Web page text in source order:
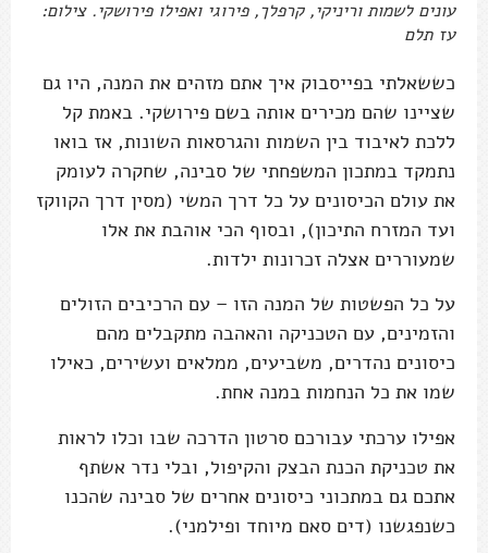
עונים לשמות וריניקי, קרפלך, פירוגי ואפילו פירושקי. צילום:
עז תלם
כששאלתי בפייסבוק איך אתם מזהים את המנה, היו גם
שציינו שהם מכירים אותה בשם פירושקי. באמת קל
ללכת לאיבוד בין השמות והגרסאות השונות, אז בואו
נתמקד במתכון המשפחתי של סבינה, שחקרה לעומק
את עולם הכיסונים על כל דרך המשי (מסין דרך הקווקז
ועד המזרח התיכון), ובסוף הכי אוהבת את אלו
שמעוררים אצלה זכרונות ילדות.
על כל הפשטות של המנה הזו – עם הרכיבים הזולים
והזמינים, עם הטכניקה והאהבה מתקבלים מהם
כיסונים נהדרים, משביעים, ממלאים ועשירים, כאילו
שמו את כל הנחמות במנה אחת.
אפילו ערכתי עבורכם סרטון הדרכה שבו וכלו לראות
את טכניקת הכנת הבצק והקיפול, ובלי נדר אשתף
אתכם גם במתכוני כיסונים אחרים של סבינה שהכנו
כשנפגשנו (דים סאם מיוחד ופילמני).